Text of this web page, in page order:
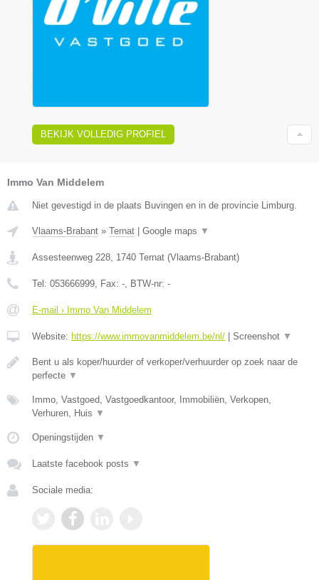
BEKIJK VOLLEDIG PROFIEL
Immo Van Middelem
Niet gevestigd in de plaats Buvingen en in de provincie Limburg.
Vlaams-Brabant » Ternat Google maps ▼
Assesteenweg 228 1740 Ternat (Vlaams-Brabant)
Tel: 053666999 , Fax: - , BTW-nr: -
E-mail › Immo Van Middelem
Website: https://www.immovanmiddelem.be/nl/ Screenshot ▼
Bent u als koper/huurder of verkoper/verhuurder op zoek naar de
perfecte ▼
Immo, Vastgoed, Vastgoedkantoor, Immobiliën, Verkopen,
Verhuren, Huis ▼
Openingstijden ▼
Laatste facebook posts ▼
Sociale media: